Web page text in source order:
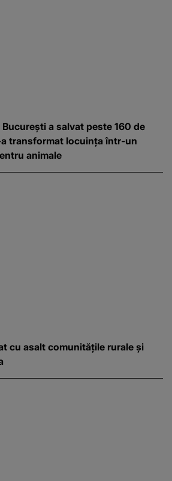
București a salvat peste 160 de
transformat locuința într-un
animale
cu asalt comunitățile rurale și